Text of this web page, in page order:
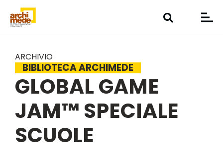
ARCHIVIO
BIBLIOTECA ARCHIMEDE
GLOBAL GAME
JAM™ SPECIALE
SCUOLE